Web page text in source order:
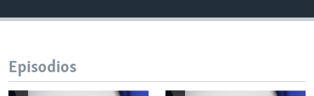
NOTA ECONÓMICA
ENTRETENIMIENTO
Episodios